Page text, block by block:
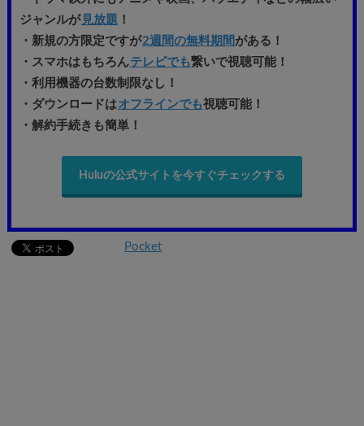
ジャンルが見放題 ！
・新規の方限定ですが2週間の無料期間がある！
・スマホはもちろんテレビでも繋いで視聴可能！
・利用機器の台数制限なし！
・ダウンロードは オフラインでも視聴可能！
・解約手続きも簡単！
Huluの公式サイトを今すぐチェックする
Pocket